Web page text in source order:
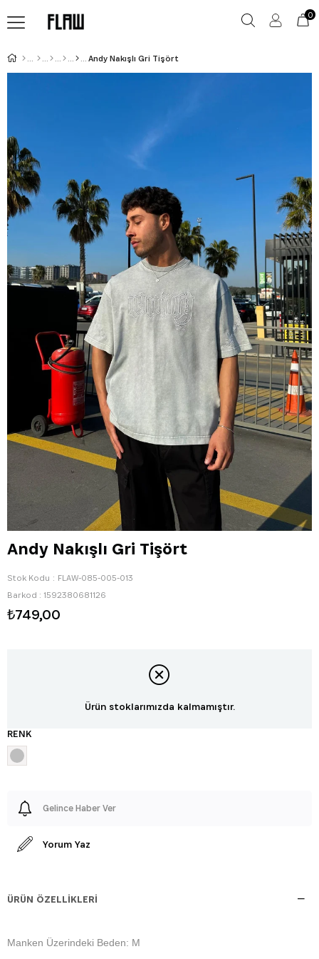
0
Andy Nakışlı Gri Tişört
Andy Nakışlı Gri Tişört
Stok Kodu
FLAW-085-005-013
Barkod : 1592380681126
₺749,00
Ürün stoklarımızda kalmamıştır.
RENK
Gelince Haber Ver
Yorum Yaz
ÜRÜN ÖZELLIKLERI
Manken Üzerindeki Beden: M